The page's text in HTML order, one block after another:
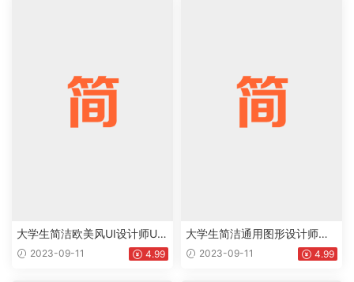
大学生简洁欧美风UI设计师UX
设计师个人英文简历Word模板
2023-09-11 4.99
大学生简洁通用图形设计师个
人英文简历Word模板下载doc
2023-09-11 4.99